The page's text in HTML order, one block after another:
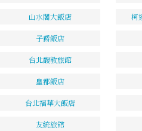
山水閣大飯店 柯
子爵飯店
台北馥敦旅館
皇都飯店
台北福華大飯店
友統旅館